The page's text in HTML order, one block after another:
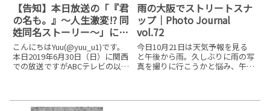
【告知】本日放送の「『君
の名も。』～人生激変!? 同
姓同名ストーリー～」にタ
イムラプスが使われます
こんにちはYuu(@yuu_u1)です。
本日2019年6月30日（日）に関西
での放送ですがABCテレビの以下
2019年6月30日(日) 午後11：
雨の大阪でストリートスナ
ップ｜Photo Journal
vol.72
今日10月21日は天気予報を見る
と午後から雨。久しぶりに雨の写
真を撮りに行こうかと悩み、午前
F2.8 通しの「E 16-55mm F2.8